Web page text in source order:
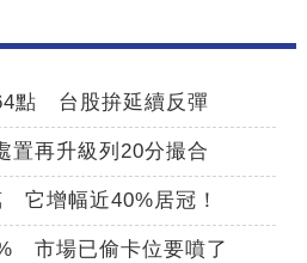
點 台股拚延續反彈
再升級列20分撮合
它增幅近40%居冠！
市場已偷卡位要噴了